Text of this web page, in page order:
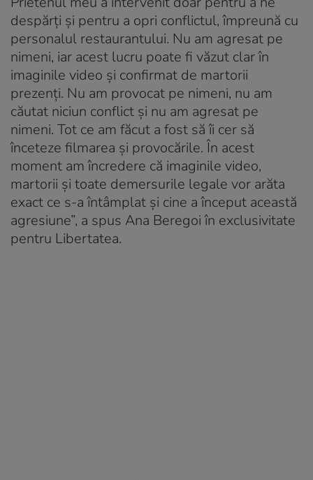
despărți și pentru a opri conflictul, împreună cu
personalul restaurantului. Nu am agresat pe
nimeni, iar acest lucru poate fi văzut clar în
imaginile video și confirmat de martorii
prezenți. Nu am provocat pe nimeni, nu am
căutat niciun conflict și nu am agresat pe
nimeni. Tot ce am făcut a fost să îi cer să
înceteze filmarea și provocările. În acest
moment am încredere că imaginile video,
martorii și toate demersurile legale vor arăta
exact ce s-a întâmplat și cine a început această
agresiune”, a spus Ana Beregoi în exclusivitate
pentru Libertatea.